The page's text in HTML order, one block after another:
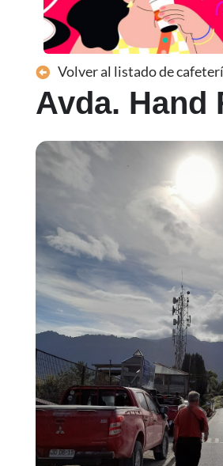
Volver al listado de
Avda. Hand